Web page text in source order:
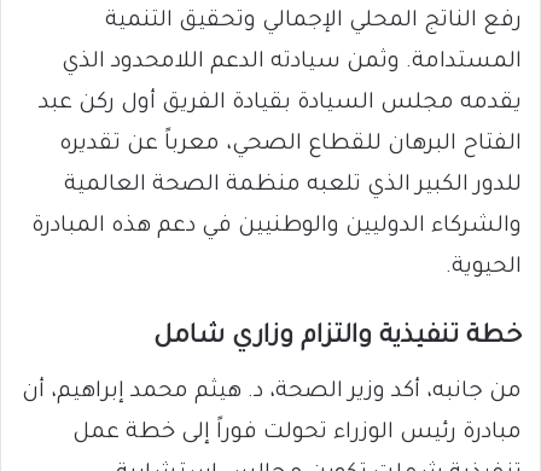
رفع الناتج المحلي الإجمالي وتحقيق التنمية
المستدامة. وثمن سيادته الدعم اللامحدود الذي
يقدمه مجلس السيادة بقيادة الفريق أول ركن عبد
الفتاح البرهان للقطاع الصحي، معرباً عن تقديره
للدور الكبير الذي تلعبه منظمة الصحة العالمية
والشركاء الدوليين والوطنيين في دعم هذه المبادرة
الحيوية.
خطة تنفيذية والتزام وزاري شامل
من جانبه، أكد وزير الصحة، د. هيثم محمد إبراهيم، أن
مبادرة رئيس الوزراء تحولت فوراً إلى خطة عمل